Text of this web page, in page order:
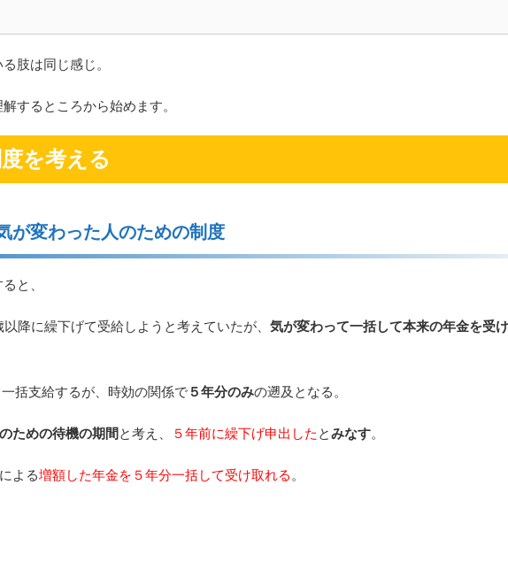
肢は同じ感じ。
するところから始めます。
を考える
が変わった人のための制度
と、
降に繰下げて受給しようと考えていたが、 気が変わって一括して本来の年金を受
括支給するが、時効の関係で５年分のみの遡及となる。
ための待機の期間と考え、 ５年前に繰下げ申出した とみなす。
よる増額した年金を５年分一括して受け取れる。